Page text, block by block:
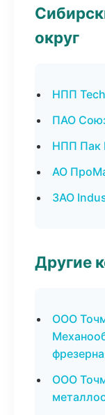
округ
НПП
ПАО
НПП Пак
АО
ЗАО
Другие
ООО
ООО